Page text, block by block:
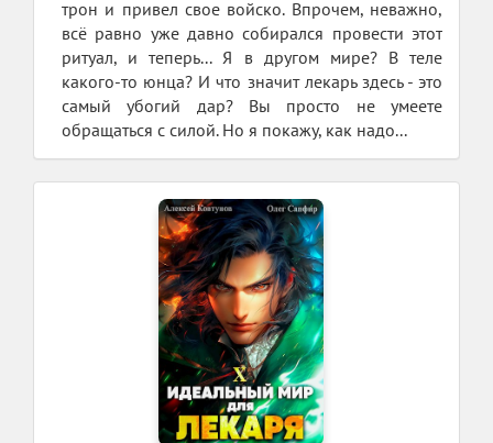
трон и привел свое войско. Впрочем, неважно,
всё равно уже давно собирался провести этот
ритуал, и теперь... Я в другом мире? В теле
какого-то юнца? И что значит лекарь здесь - это
самый убогий дар? Вы просто не умеете
обращаться с силой. Но я покажу, как надо...